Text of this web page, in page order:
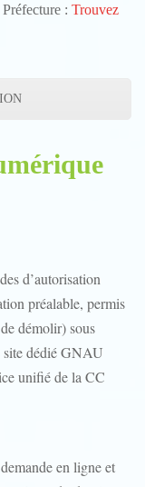
Préfecture :Trouvez
d’autorisation
préalable, permis
démolir) sous
site dédié GNAU
unifié de la CC
en ligne et